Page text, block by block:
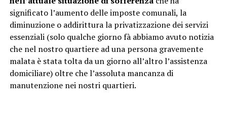
significato l’aumento delle imposte comunali, la
diminuzione o addirittura la privatizzazione dei servizi
essenziali (solo qualche giorno fà abbiamo avuto notizia
che nel nostro quartiere ad una persona gravemente
malata è stata tolta da un giorno all’altro l’assistenza
domiciliare) oltre che l’assoluta mancanza di
manutenzione nei nostri quartieri.